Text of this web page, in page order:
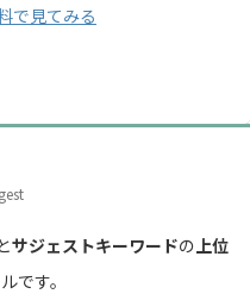
で見てみる
サジェストキーワードの 上位
です。